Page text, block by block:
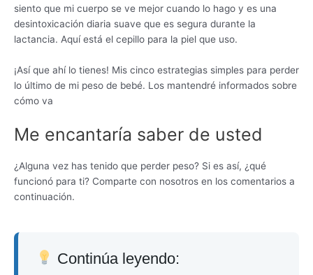
siento que mi cuerpo se ve mejor cuando lo hago y es una
desintoxicación diaria suave que es segura durante la
lactancia. Aquí está el cepillo para la piel que uso.
¡Así que ahí lo tienes! Mis cinco estrategias simples para perder
lo último de mi peso de bebé. Los mantendré informados sobre
cómo va
Me encantaría saber de usted
¿Alguna vez has tenido que perder peso? Si es así, ¿qué
funcionó para ti? Comparte con nosotros en los comentarios a
continuación.
Continúa leyendo: